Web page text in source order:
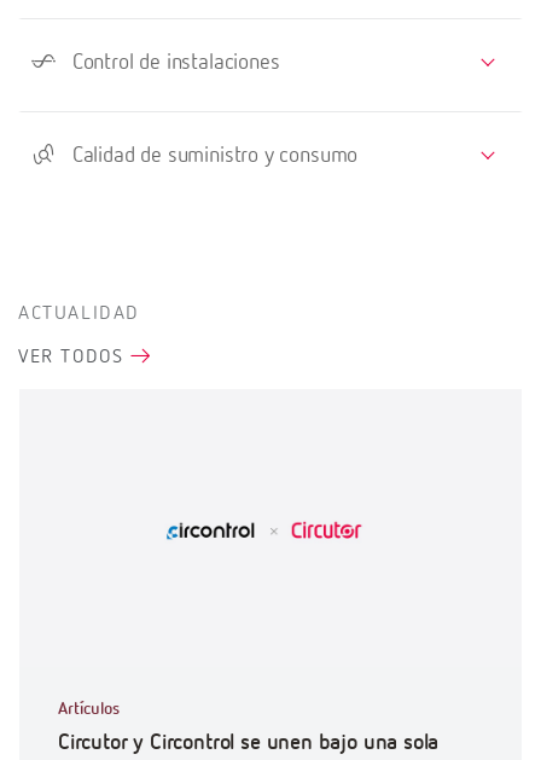
Control de instalaciones
Calidad de suministro y consumo
ACTUALIDAD
VER TODOS
Artículos
Circutor y Circontrol se unen bajo una sola